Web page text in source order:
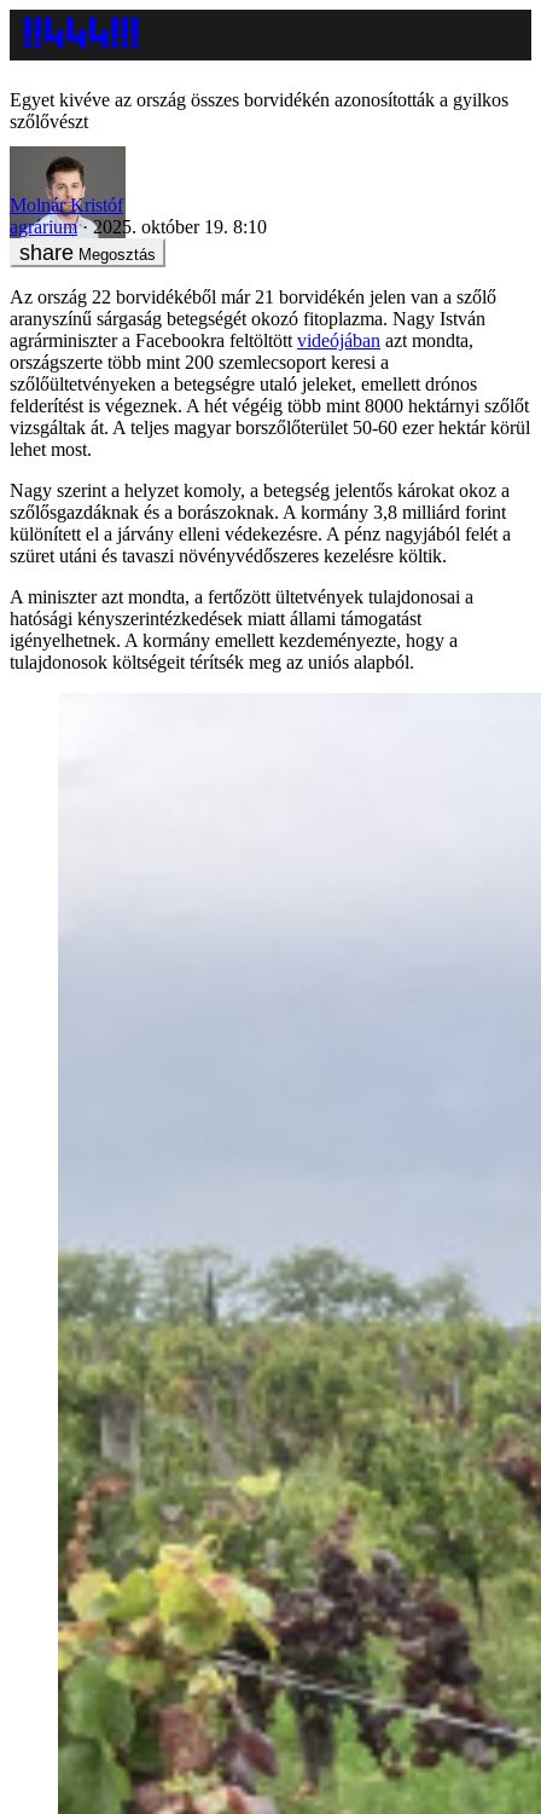
Egyet kivéve az ország összes borvidékén azonosították a gyilkos
szőlővészt
Molnár Kristóf
agrárium
2025. október 19. 8:10
Megosztás
Az ország 22 borvidékéből már 21 borvidékén jelen van a szőlő
aranyszínű sárgaság betegségét okozó fitoplazma. Nagy István
agrárminiszter a Facebookra feltöltött videójában azt mondta,
országszerte több mint 200 szemlecsoport keresi a
szőlőültetvényeken a betegségre utaló jeleket, emellett drónos
felderítést is végeznek. A hét végéig több mint 8000 hektárnyi szőlőt
vizsgáltak át. A teljes magyar borszőlőterület 50-60 ezer hektár körül
lehet most.
Nagy szerint a helyzet komoly, a betegség jelentős károkat okoz a
szőlősgazdáknak és a borászoknak. A kormány 3,8 milliárd forint
különített el a járvány elleni védekezésre. A pénz nagyjából felét a
szüret utáni és tavaszi növényvédőszeres kezelésre költik.
A miniszter azt mondta, a fertőzött ültetvények tulajdonosai a
hatósági kényszerintézkedések miatt állami támogatást
igényelhetnek. A kormány emellett kezdeményezte, hogy a
tulajdonosok költségeit térítsék meg az uniós alapból.